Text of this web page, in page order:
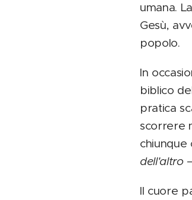
umana.
Gesù,
popolo.
In
biblico
pratica
scorrere
chiunque
dell'altro
Il cuore